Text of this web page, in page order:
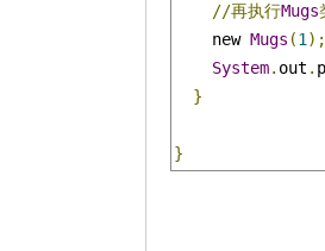
//再执行Mugs
    new
Mugs (1 );
System. out .
}
}